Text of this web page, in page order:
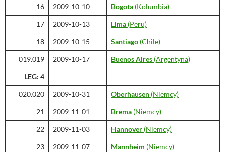
16 2009-10-10 Bogota (Kolumbia)
17 2009-10-13 Lima (Peru)
18 2009-10-15 Santiago (Chile)
019.019 2009-10-17 Buenos Aires (Argentyna)
LEG: 4
020.020 2009-10-31 Oberhausen (Niemcy)
21 2009-11-01 Brema (Niemcy)
22 2009-11-03 Hannover (Niemcy)
23 2009-11-07 Mannheim (Niemcy)